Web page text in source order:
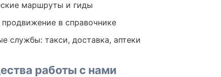
маршруты и гиды
в справочнике
службы: такси, доставка, аптеки
работы с нами